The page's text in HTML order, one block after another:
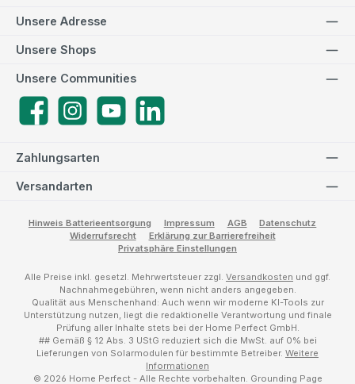
Zahlungsarten
Versandarten
Unsere Adresse
Unsere Communities
FacebookInstagramYouTube LinkedIn
Unsere Shops
Hinweis Batterieentsorgung Impressum AGB
Datenschutz
Widerrufsrecht
Erklärung zur Barrierefreiheit
Privatsphäre Einstellungen
Alle Preise inkl. gesetzl. Mehrwertsteuer zzgl. Versandkosten und ggf.
Nachnahmegebühren, wenn nicht anders angegeben.
Qualität aus Menschenhand: Auch wenn wir moderne KI-Tools zur
Unterstützung nutzen, liegt die redaktionelle Verantwortung und finale
Prüfung aller Inhalte stets bei der Home Perfect GmbH.
## Gemäß § 12 Abs. 3 UStG reduziert sich die MwSt. auf 0% bei
Lieferungen von Solarmodulen für bestimmte Betreiber. Weitere
Informationen
© 2026 Home Perfect - Alle Rechte vorbehalten. Grounding Page